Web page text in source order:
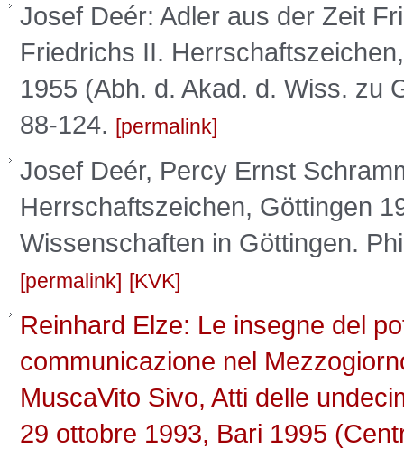
Josef Deér: Adler aus der Zeit
Friedrichs II.
1955 (Abh. d. Akad. d. Wiss. zu
88-124.
permalink
Josef Deér, Percy Ernst
Herrschaftszeichen, Göttingen
Wissenschaften in Göttingen.
permalink KVK
Reinhard Elze: Le insegne del
communicazione nel
MuscaVito Sivo, Atti delle
29 ottobre 1993, Bari 1995